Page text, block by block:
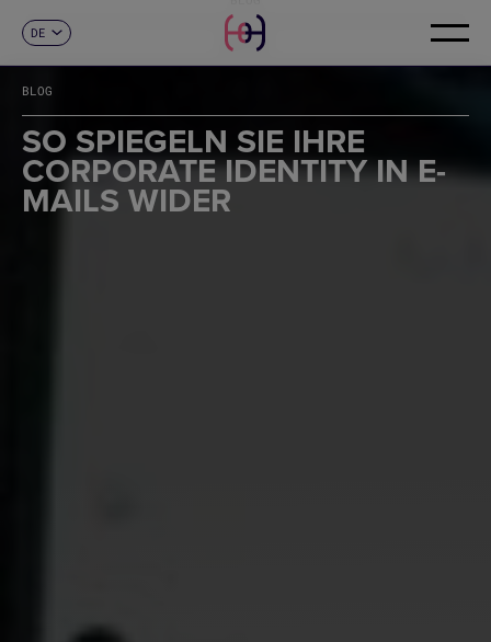
EN
FR
DE
IT
PT
KONTAKT
BLOG
SO SPIEGELN SIE IHRE
CORPORATE IDENTITY IN E-
MAILS WIDER